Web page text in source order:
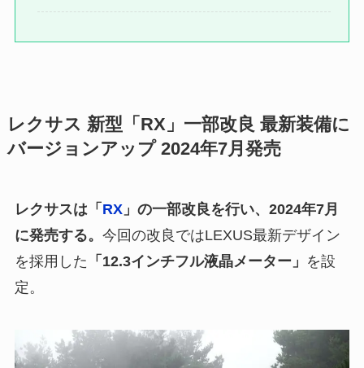
レクサス 新型「RX」一部改良 最新装備に
バージョンアップ 2024年7月発売
レクサスは「 RX」の一部改良を行い、2024年7月
に発売する。 今回の改良ではLEXUS最新デザイン
を採用した 「12.3インチフル液晶メーター」 を設
定。